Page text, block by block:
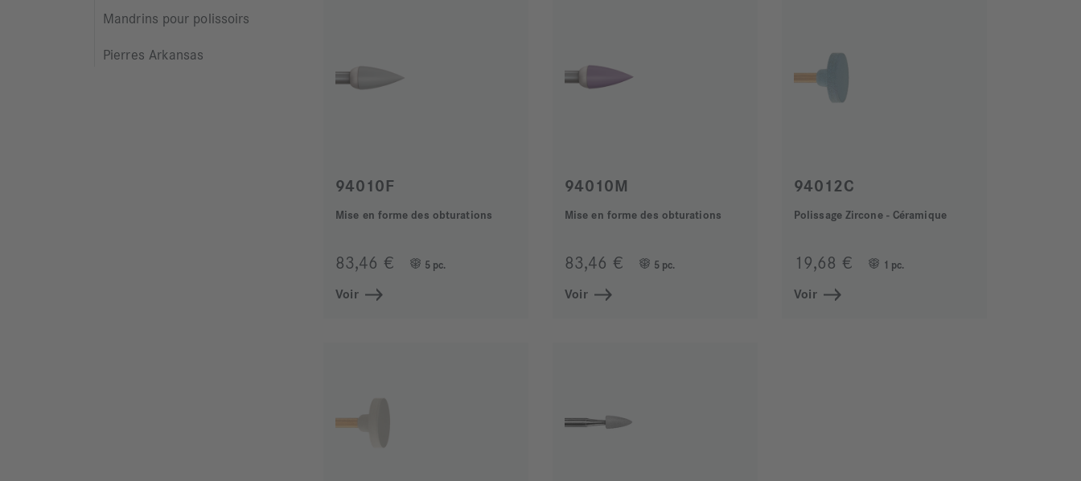
Mandrins pour polissoirs
Pierres Arkansas
94010F
Mise en forme des obturations
83,46 € 5 pc.
Voir
94010M
Mise en forme des obturations
83,46 € 5 pc.
Voir
94012C
Polissage Zircone - Céramique
19,68 € 1 pc.
Voir